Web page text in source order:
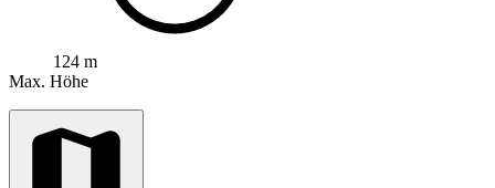
124 m
Max. Höhe